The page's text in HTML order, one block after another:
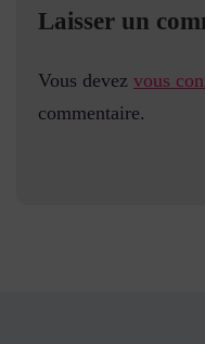
Laisser un
Vous devez vous
commentaire.